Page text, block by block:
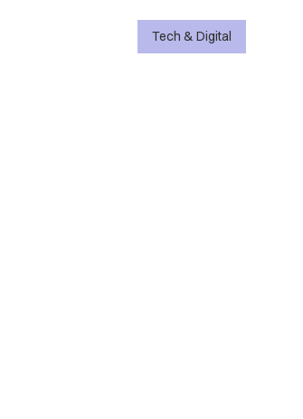
Tech & Digital